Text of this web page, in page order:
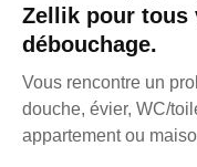
Zellik pour tous
débouchage.
Vous rencontre un
douche, évier, WC/
appartement ou